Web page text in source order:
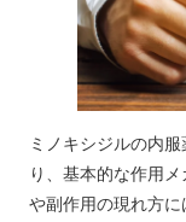
ミノキシジルの内
り、基本的な作用
や副作用の現れ方